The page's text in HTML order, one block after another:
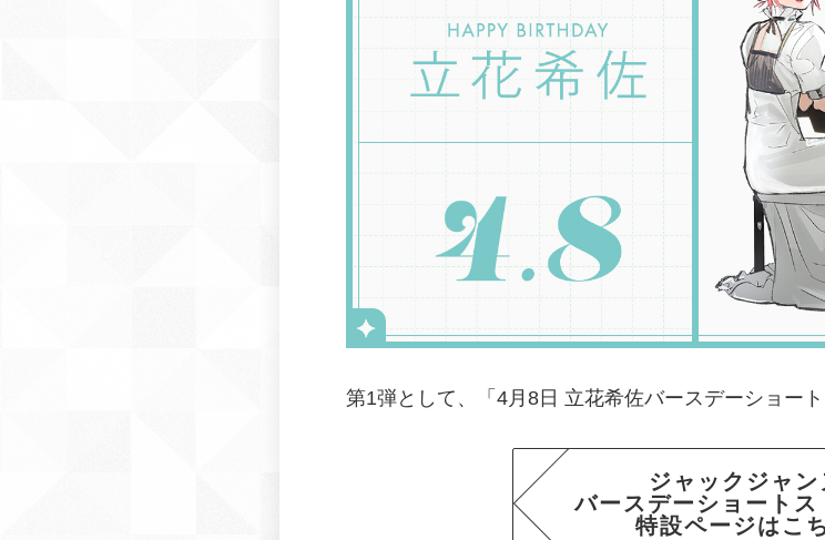
第1弾として、「4月8日 立花希佐バースデーショー
ジャックジャン
バースデーショートス
特設ページはこ